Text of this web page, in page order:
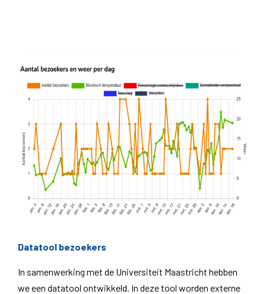
Datatool bezoekers
In samenwerking met de Universiteit Maastricht hebben
we een datatool ontwikkeld. In deze tool worden externe